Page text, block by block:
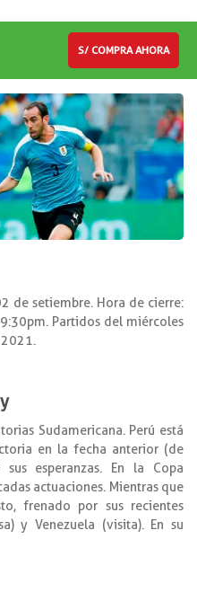
S/ COMPRA AHORA
de setiembre. Hora de cierre:
Partidos del miércoles
Sudamericana. Perú está
en la fecha anterior (de
esperanzas. En la Copa
actuaciones. Mientras que
frenado por sus recientes
y Venezuela (visita). En su